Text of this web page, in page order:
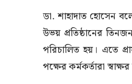
ডা. শাহাদাত হোসেন
উভয় প্রতিষ্ঠানের
পরিচালিত হয়। এতে
পক্ষের কর্মকর্তারা